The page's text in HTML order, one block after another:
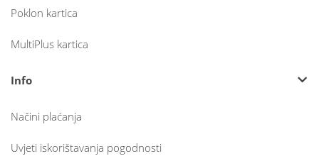
Poklon kartica
MultiPlus kartica
Info
Načini plaćanja
Uvjeti iskorištavanja pogodnosti